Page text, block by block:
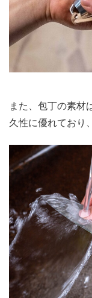
また、包丁の素材
久性に優れており